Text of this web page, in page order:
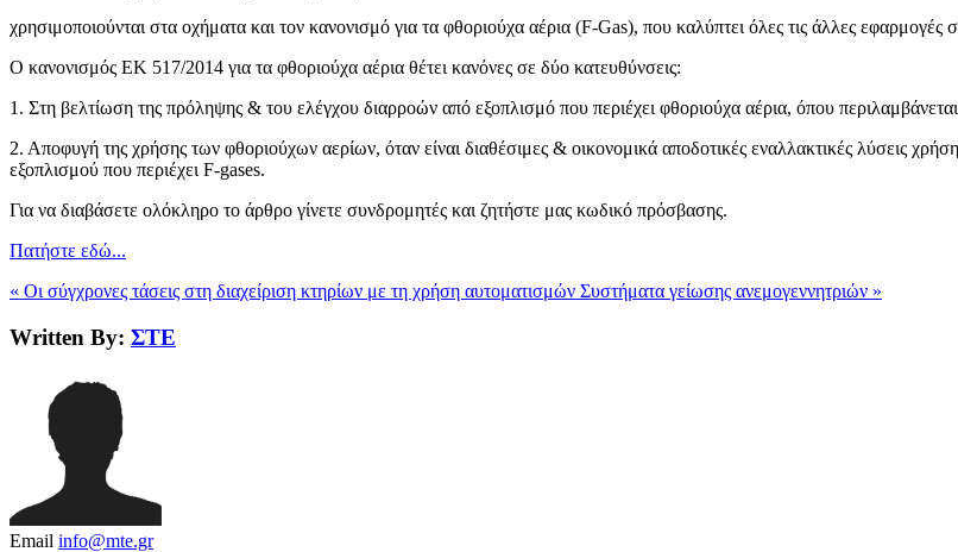
χρησιμοποιούνται στα οχήματα και τον κανονισμό για τα φθοριούχα αέρια (F-Gas), που καλύπτει όλες τις άλλες εφαρμογές
Ο κανονισμός ΕΚ 517/2014 για τα φθοριούχα αέρια θέτει κανόνες σε δύο κατευθύνσεις:
1. Στη βελτίωση της πρόληψης & του ελέγχου διαρροών από εξοπλισμό που περιέχει φθοριούχα αέρια, όπου
2. Αποφυγή της χρήσης των φθοριούχων αερίων, όταν είναι διαθέσιμες & οικονομικά αποδοτικές εναλλακτικές λύσεις
εξοπλισμού που περιέχει F-gases.
Για να διαβάσετε ολόκληρο το άρθρο γίνετε συνδρομητές και ζητήστε μας κωδικό πρόσβασης.
Πατήστε εδώ...
« Οι σύγχρονες τάσεις στη διαχείριση κτηρίων με τη χρήση αυτοματισμών Συστήματα γείωσης ανεμογεννητριών »
Written By: ΣΤΕ
Email info@mte.gr